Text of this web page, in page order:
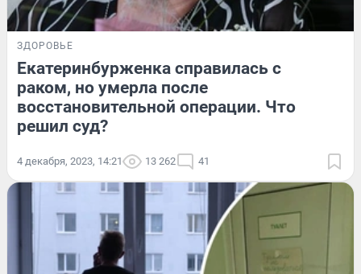
ЗДОРОВЬЕ
Екатеринбурженка справилась с
раком, но умерла после
восстановительной операции. Что
решил суд?
4 декабря, 2023, 14:21 13 262 41